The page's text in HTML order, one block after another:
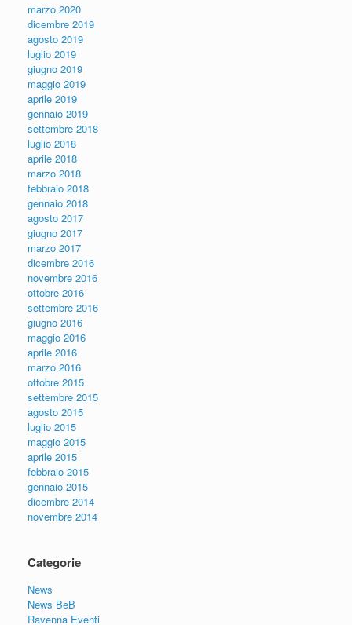
marzo 2020
dicembre 2019
agosto 2019
luglio 2019
giugno 2019
maggio 2019
aprile 2019
gennaio 2019
settembre 2018
luglio 2018
aprile 2018
marzo 2018
febbraio 2018
gennaio 2018
agosto 2017
giugno 2017
marzo 2017
dicembre 2016
novembre 2016
ottobre 2016
settembre 2016
giugno 2016
maggio 2016
aprile 2016
marzo 2016
ottobre 2015
settembre 2015
agosto 2015
luglio 2015
maggio 2015
aprile 2015
febbraio 2015
gennaio 2015
dicembre 2014
novembre 2014
Categorie
News
News BeB
Ravenna Eventi